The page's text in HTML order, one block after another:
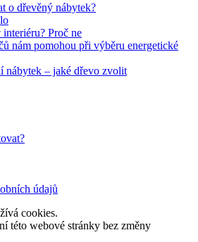
o dřevěný nábytek?
Proč ne
nám pomohou při výběru energetické
nábytek – jaké dřevo zvolit
údajů
cookies.
této webové stránky bez změny